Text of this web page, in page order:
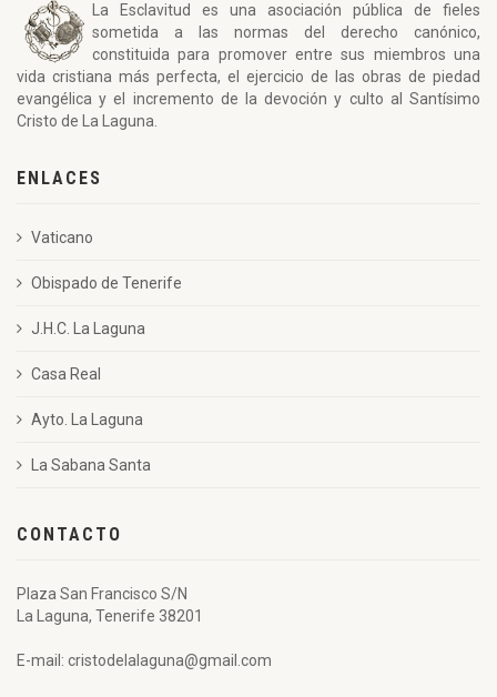
La Esclavitud es una asociación pública de fieles
sometida a las normas del derecho canónico,
constituida para promover entre sus miembros una
vida cristiana más perfecta, el ejercicio de las obras de piedad
evangélica y el incremento de la devoción y culto al Santísimo
Cristo de La Laguna.
ENLACES
Vaticano
Obispado de Tenerife
J.H.C. La Laguna
Casa Real
Ayto. La Laguna
La Sabana Santa
CONTACTO
Plaza San Francisco S/N
La Laguna, Tenerife 38201
E-mail: cristodelalaguna@gmail.com